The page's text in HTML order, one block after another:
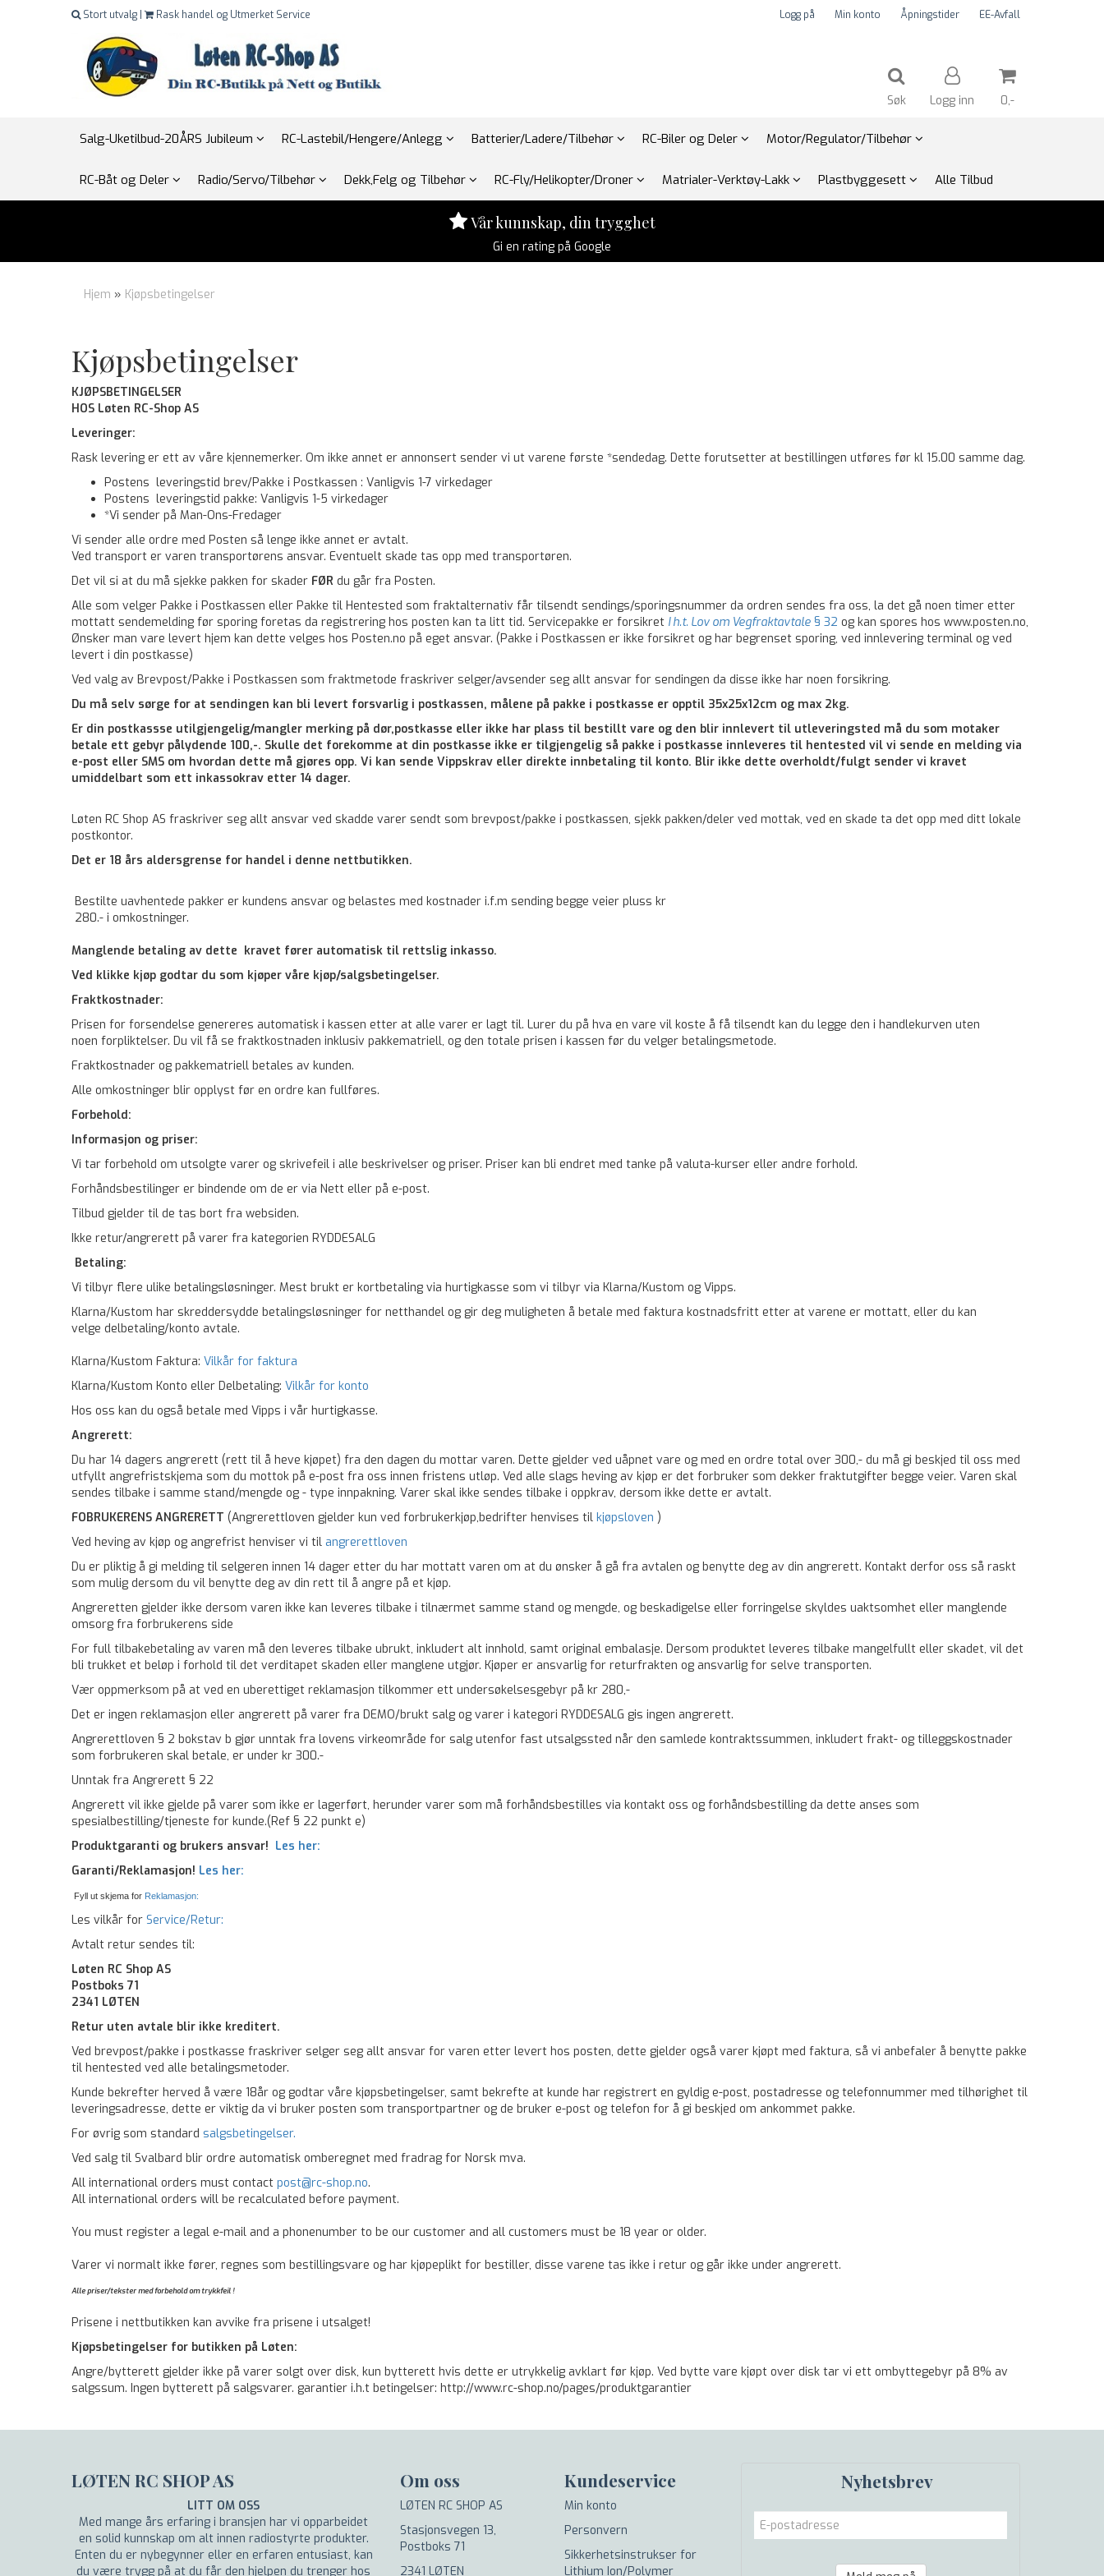
Stort utvalg | Rask handel og Utmerket Service Logg på Min konto Åpningstider EE-Avfall
Søk Logg inn 0,-
Salg-Uketilbud-20ÅRS Jubileum RC-Lastebil/Hengere/Anlegg Batterier/Ladere/Tilbehør RC-Biler og Deler Motor/Regulator/Tilbehør
RC-Båt og Deler Radio/Servo/Tilbehør Dekk,Felg og Tilbehør RC-Fly/Helikopter/Droner Matrialer-Verktøy-Lakk Plastbyggesett Alle Tilbud
Vår kunnskap, din trygghet
Gi en rating på Google
Hjem » Kjøpsbetingelser
Kjøpsbetingelser
KJØPSBETINGELSER
HOS Løten RC-Shop AS
Leveringer:
Rask levering er ett av våre kjennemerker. Om ikke annet er annonsert sender vi ut varene første *sendedag. Dette forutsetter at bestillingen utføres før kl 15.00 samme dag.
Postens leveringstid brev/Pakke i Postkassen : Vanligvis 1-7 virkedager
Postens leveringstid pakke: Vanligvis 1-5 virkedager
*Vi sender på Man-Ons-Fredager
Vi sender alle ordre med Posten så lenge ikke annet er avtalt.
Ved transport er varen transportørens ansvar. Eventuelt skade tas opp med transportøren.
Det vil si at du må sjekke pakken for skader FØR du går fra Posten.
Alle som velger Pakke i Postkassen eller Pakke til Hentested som fraktalternativ får tilsendt sendings/sporingsnummer da ordren sendes fra oss, la det gå noen timer etter
mottatt sendemelding før sporing foretas da registrering hos posten kan ta litt tid. Servicepakke er forsikret I h.t. Lov om Vegfraktavtale § 32 og kan spores hos www.posten.no,
Ønsker man vare levert hjem kan dette velges hos Posten.no på eget ansvar. (Pakke i Postkassen er ikke forsikret og har begrenset sporing, ved innlevering terminal og ved
levert i din postkasse)
Ved valg av Brevpost/Pakke i Postkassen som fraktmetode fraskriver selger/avsender seg allt ansvar for sendingen da disse ikke har noen forsikring.
Du må selv sørge for at sendingen kan bli levert forsvarlig i postkassen, målene på pakke i postkasse er opptil 35x25x12cm og max 2kg.
Er din postkassse utilgjengelig/mangler merking på dør,postkasse eller ikke har plass til bestillt vare og den blir innlevert til utleveringsted må du som motaker
betale ett gebyr pålydende 100,-. Skulle det forekomme at din postkasse ikke er tilgjengelig så pakke i postkasse innleveres til hentested vil vi sende en melding via
e-post eller SMS om hvordan dette må gjøres opp. Vi kan sende Vippskrav eller direkte innbetaling til konto. Blir ikke dette overholdt/fulgt sender vi kravet
umiddelbart som ett inkassokrav etter 14 dager.
Løten RC Shop AS fraskriver seg allt ansvar ved skadde varer sendt som brevpost/pakke i postkassen, sjekk pakken/deler ved mottak, ved en skade ta det opp med ditt lokale
postkontor.
Det er 18 års aldersgrense for handel i denne nettbutikken.
Bestilte uavhentede pakker er kundens ansvar og belastes med kostnader i.f.m sending begge veier pluss kr
280.- i omkostninger.
Manglende betaling av dette kravet fører automatisk til rettslig inkasso.
Ved klikke kjøp godtar du som kjøper våre kjøp/salgsbetingelser.
Fraktkostnader:
Prisen for forsendelse genereres automatisk i kassen etter at alle varer er lagt til. Lurer du på hva en vare vil koste å få tilsendt kan du legge den i handlekurven uten
noen forpliktelser. Du vil få se fraktkostnaden inklusiv pakkematriell, og den totale prisen i kassen før du velger betalingsmetode.
Fraktkostnader og pakkematriell betales av kunden.
Alle omkostninger blir opplyst før en ordre kan fullføres.
Forbehold:
Informasjon og priser:
Vi tar forbehold om utsolgte varer og skrivefeil i alle beskrivelser og priser. Priser kan bli endret med tanke på valuta-kurser eller andre forhold.
Forhåndsbestilinger er bindende om de er via Nett eller på e-post.
Tilbud gjelder til de tas bort fra websiden.
Ikke retur/angrerett på varer fra kategorien RYDDESALG
Betaling:
Vi tilbyr flere ulike betalingsløsninger. Mest brukt er kortbetaling via hurtigkasse som vi tilbyr via Klarna/Kustom og Vipps.
Klarna/Kustom har skreddersydde betalingsløsninger for netthandel og gir deg muligheten å betale med faktura kostnadsfritt etter at varene er mottatt, eller du kan
velge delbetaling/konto avtale.
Klarna/Kustom Faktura: Vilkår for faktura
Klarna/Kustom Konto eller Delbetaling: Vilkår for konto
Hos oss kan du også betale med Vipps i vår hurtigkasse.
Angrerett:
Du har 14 dagers angrerett (rett til å heve kjøpet) fra den dagen du mottar varen. Dette gjelder ved uåpnet vare og med en ordre total over 300,- du må gi beskjed til oss med
utfyllt angrefristskjema som du mottok på e-post fra oss innen fristens utløp. Ved alle slags heving av kjøp er det forbruker som dekker fraktutgifter begge veier. Varen skal
sendes tilbake i samme stand/mengde og - type innpakning. Varer skal ikke sendes tilbake i oppkrav, dersom ikke dette er avtalt.
FOBRUKERENS ANGRERETT (Angrerettloven gjelder kun ved forbrukerkjøp,bedrifter henvises til kjøpsloven )
Ved heving av kjøp og angrefrist henviser vi til angrerettloven
Du er pliktig å gi melding til selgeren innen 14 dager etter du har mottatt varen om at du ønsker å gå fra avtalen og benytte deg av din angrerett. Kontakt derfor oss så raskt
som mulig dersom du vil benytte deg av din rett til å angre på et kjøp.
Angreretten gjelder ikke dersom varen ikke kan leveres tilbake i tilnærmet samme stand og mengde, og beskadigelse eller forringelse skyldes uaktsomhet eller manglende
omsorg fra forbrukerens side
For full tilbakebetaling av varen må den leveres tilbake ubrukt, inkludert alt innhold, samt original embalasje. Dersom produktet leveres tilbake mangelfullt eller skadet, vil det
bli trukket et beløp i forhold til det verditapet skaden eller manglene utgjør. Kjøper er ansvarlig for returfrakten og ansvarlig for selve transporten.
Vær oppmerksom på at ved en uberettiget reklamasjon tilkommer ett undersøkelsesgebyr på kr 280,-
Det er ingen reklamasjon eller angrerett på varer fra DEMO/brukt salg og varer i kategori RYDDESALG gis ingen angrerett.
Angrerettloven § 2 bokstav b gjør unntak fra lovens virkeområde for salg utenfor fast utsalgssted når den samlede kontraktssummen, inkludert frakt- og tilleggskostnader
som forbrukeren skal betale, er under kr 300.-
Unntak fra Angrerett § 22
Angrerett vil ikke gjelde på varer som ikke er lagerført, herunder varer som må forhåndsbestilles via kontakt oss og forhåndsbestilling da dette anses som
spesialbestilling/tjeneste for kunde.(Ref § 22 punkt e)
Produktgaranti og brukers ansvar! Les her:
Garanti/Reklamasjon! Les her:
Fyll ut skjema for Reklamasjon:
Les vilkår for Service/Retur:
Avtalt retur sendes til:
Løten RC Shop AS
Postboks 71
2341 LØTEN
Retur uten avtale blir ikke kreditert.
Ved brevpost/pakke i postkasse fraskriver selger seg allt ansvar for varen etter levert hos posten, dette gjelder også varer kjøpt med faktura, så vi anbefaler å benytte pakke
til hentested ved alle betalingsmetoder.
Kunde bekrefter herved å være 18år og godtar våre kjøpsbetingelser, samt bekrefte at kunde har registrert en gyldig e-post, postadresse og telefonnummer med tilhørighet til
leveringsadresse, dette er viktig da vi bruker posten som transportpartner og de bruker e-post og telefon for å gi beskjed om ankommet pakke.
For øvrig som standard salgsbetingelser.
Ved salg til Svalbard blir ordre automatisk omberegnet med fradrag for Norsk mva.
All international orders must contact post@rc-shop.no.
All international orders will be recalculated before payment.
You must register a legal e-mail and a phonenumber to be our customer and all customers must be 18 year or older.
Varer vi normalt ikke fører, regnes som bestillingsvare og har kjøpeplikt for bestiller, disse varene tas ikke i retur og går ikke under angrerett.
Alle priser/tekster med forbehold om trykkfeil !
Prisene i nettbutikken kan avvike fra prisene i utsalget!
Kjøpsbetingelser for butikken på Løten:
Angre/bytterett gjelder ikke på varer solgt over disk, kun bytterett hvis dette er utrykkelig avklart før kjøp. Ved bytte vare kjøpt over disk tar vi ett ombyttegebyr på 8% av
salgssum. Ingen bytterett på salgsvarer. garantier i.h.t betingelser: http://www.rc-shop.no/pages/produktgarantier
LØTEN RC SHOP AS
LITT OM OSS
Med mange års erfaring i bransjen har vi opparbeidet
en solid kunnskap om alt innen radiostyrte produkter.
Enten du er nybegynner eller en erfaren entusiast, kan
du være trygg på at du får den hjelpen du trenger hos
Om oss
LØTEN RC SHOP AS
Stasjonsvegen 13,
Postboks 71
2341 LØTEN
Kundeservice
Min konto
Personvern
Sikkerhetsinstrukser for
Lithium Ion/Polymer
Nyhetsbrev